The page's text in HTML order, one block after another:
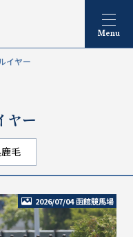
イヤー
ヤー
毛
2026/07/04 函館競馬場